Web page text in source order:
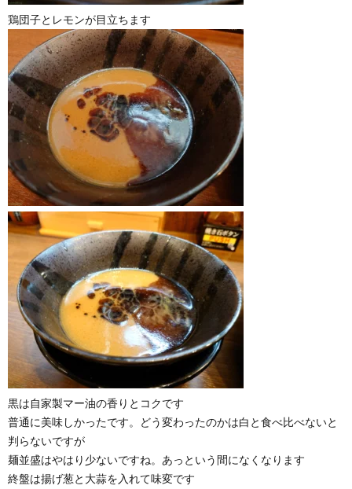
鶏団子とレモンが目立ちます
黒は自家製マー油の香りとコクです
普通に美味しかったです。どう変わったのかは白と食べ比べないと
判らないですが
麺並盛はやはり少ないですね。あっという間になくなります
終盤は揚げ葱と大蒜を入れて味変です